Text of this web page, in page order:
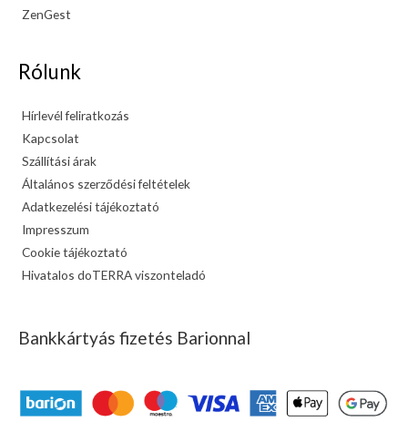
ZenGest
Rólunk
Hírlevél feliratkozás
Kapcsolat
Szállítási árak
Általános szerződési feltételek
Adatkezelési tájékoztató
Impresszum
Cookie tájékoztató
Hivatalos doTERRA viszonteladó
Bankkártyás fizetés Barionnal